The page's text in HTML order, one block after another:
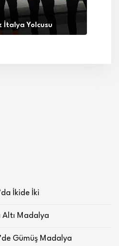
İtalya Yolcusu
İkide İki
Madalya
Gümüş Madalya